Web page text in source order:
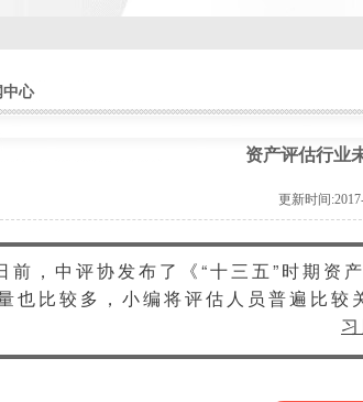
中心
资产评估行业
更新时间
前，中评协发布了《“十三五”时期资
也比较多，小编将评估人员普遍比较